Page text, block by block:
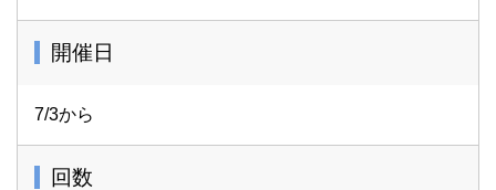
開催日
7/3から
回数